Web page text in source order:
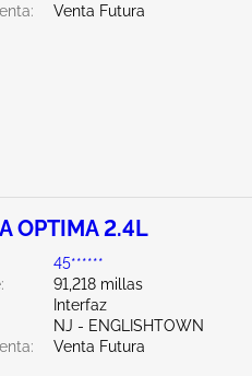
Venta Futura
OPTIMA 2.4L
45******
91,218 millas
Interfaz
NJ - ENGLISHTOWN
Venta Futura